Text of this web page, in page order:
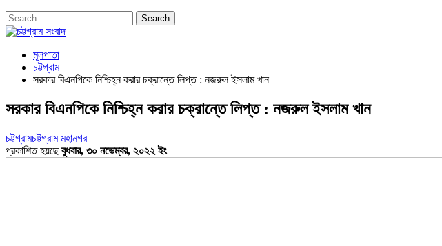
মূলপাতা
চট্টগ্রাম
সরকার বিএনপিকে নিশ্চিহ্ন করার চক্রান্তে লিপ্ত : নজরুল ইসলাম খান
সরকার বিএনপিকে নিশ্চিহ্ন করার চক্রান্তে লিপ্ত : নজরুল ইসলাম খান
চট্টগ্রামচট্টগ্রাম মহানগর
প্রকাশিত হয়ছেবুধবার, ৩০ নভেম্বর, ২০২২ ইং